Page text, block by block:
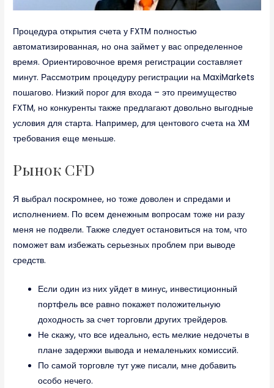
Процедура открытия счета у FXTM полностью
автоматизированная, но она займет у вас определенное
время. Ориентировочное время регистрации составляет
минут. Рассмотрим процедуру регистрации на MaxiMarkets
пошагово. Низкий порог для входа – это преимущество
FXTM, но конкуренты также предлагают довольно выгодные
условия для старта. Например, для центового счета на XM
требования еще меньше.
Рынок CFD
Я выбрал поскромнее, но тоже доволен и спредами и
исполнением. По всем денежным вопросам тоже ни разу
меня не подвели. Также следует остановиться на том, что
поможет вам избежать серьезных проблем при выводе
средств.
Если один из них уйдет в минус, инвестиционный
портфель все равно покажет положительную
доходность за счет торговли других трейдеров.
Не скажу, что все идеально, есть мелкие недочеты в
плане задержки вывода и немаленьких комиссий.
По самой торговле тут уже писали, мне добавить
особо нечего.